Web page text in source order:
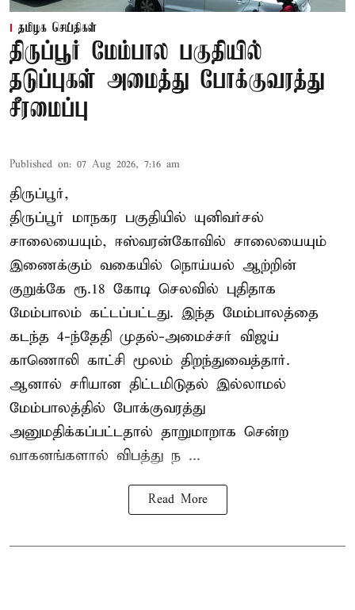
தமிழக செய்திகள்
திருப்பூர் மேம்பால பகுதியில்
தடுப்புகள் அமைத்து போக்குவரத்து
சீரமைப்பு
Published on: 07 Aug 2026, 7:16 am
திருப்பூர்,
திருப்பூர் மாநகர பகுதியில் யுனிவர்சல்
சாலையையும், ஈஸ்வரன்கோவில் சாலையையும்
இணைக்கும் வகையில் நொய்யல் ஆற்றின்
குறுக்கே ரூ.18 கோடி செலவில் புதிதாக
மேம்பாலம் கட்டப்பட்டது. இந்த மேம்பாலத்தை
கடந்த 4-ந்தேதி முதல்-அமைச்சர் விஜய்
காணொலி காட்சி மூலம் திறந்துவைத்தார்.
ஆனால் சரியான திட்டமிடுதல் இல்லாமல்
மேம்பாலத்தில் போக்குவரத்து
அனுமதிக்கப்பட்டதால் தாறுமாறாக சென்ற
வாகனங்களால் விபத்து ந ...
Read More